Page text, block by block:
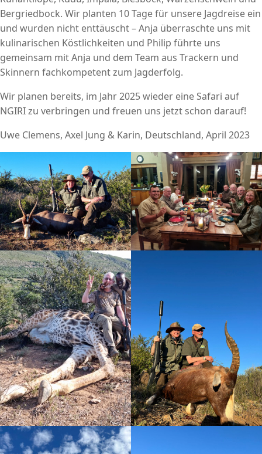
Bergriedbock. Wir planten 10 Tage für unsere Jagdreise ein
und wurden nicht enttäuscht – Anja überraschte uns mit
kulinarischen Köstlichkeiten und Philip führte uns
gemeinsam mit Anja und dem Team aus Trackern und
Skinnern fachkompetent zum Jagderfolg.
Wir planen bereits, im Jahr 2025 wieder eine Safari auf
NGIRI zu verbringen und freuen uns jetzt schon darauf!
Uwe Clemens, Axel Jung & Karin, Deutschland, April 2023